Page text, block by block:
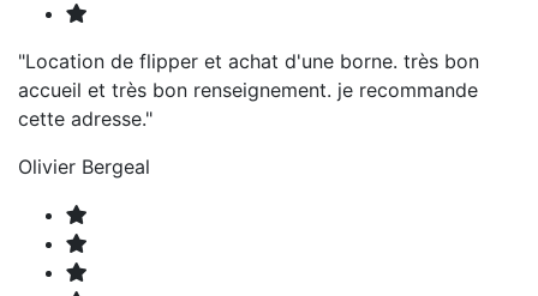
"Location de flipper et achat d'une borne. très bon
accueil et très bon renseignement. je recommande
cette adresse."
Olivier Bergeal